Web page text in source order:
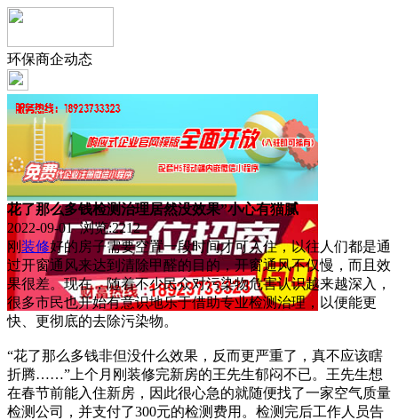
环保商企动态
花了那么多钱检测治理居然没效果”小心有猫腻
2022-09-01 浏览:2212
刚 装修好的房子需要空置一段时间才可入住，以往人们都是通
过开窗通风来达到清除甲醛的目的，开窗通风不仅慢，而且效
果很差。现在，随着不少民众对污染物危害认识越来越深入，
很多市民也开始有意识地乐于借助专业检测治理，以便能更
快、更彻底的去除污染物。
“花了那么多钱非但没什么效果，反而更严重了，真不应该瞎
折腾……”上个月刚装修完新房的王先生郁闷不已。王先生想
在春节前能入住新房，因此很心急的就随便找了一家空气质量
检测公司，并支付了300元的检测费用。检测完后工作人员告